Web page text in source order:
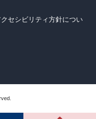
セシビリティ方針につい